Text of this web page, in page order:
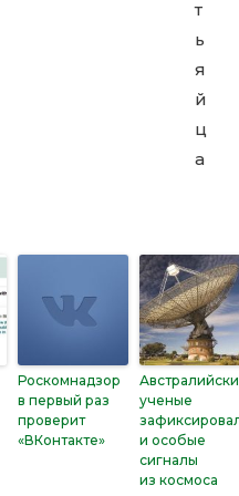
Роскомнадзор
в первый раз
проверит
«ВКонтакте»
ученые
и особые
сигналы
из космоса